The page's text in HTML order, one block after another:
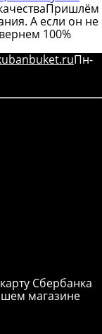
Пришлём
А если он не
100%
Пн-